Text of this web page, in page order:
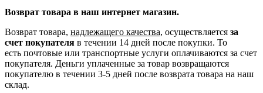
Возврат товара в наш интернет магазин.
Возврат товара, надлежащего качества, осуществляется за
счет покупателя в течении 14 дней после покупки. То
есть почтовые или транспортные услуги оплачиваются за счет
покупателя. Деньги уплаченные за товар возвращаются
покупателю в течении 3-5 дней после возврата товара на наш
склад.